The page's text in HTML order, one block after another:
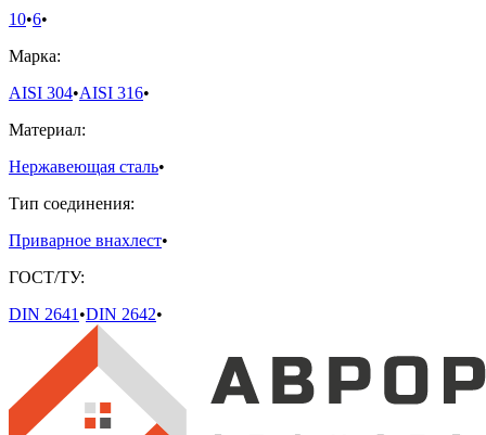
10•6•
Марка:
AISI 304•AISI 316•
Материал:
Нержавеющая сталь•
Тип соединения:
Приварное внахлест•
ГОСТ/ТУ:
DIN 2641•DIN 2642•